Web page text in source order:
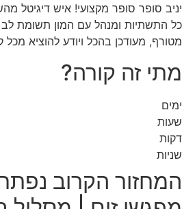
יניב סופר סופר מקצועי! איש דיגיטל
כל התשתיות ומנהל עם המון תשומת לב
מטורף, מעודכן בהכל ויודע להוציא
מתי זה קורה?
ימים
שעות
דקות
שניות